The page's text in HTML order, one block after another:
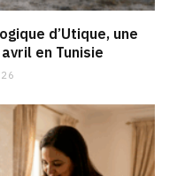
d’Utique, une
en Tunisie